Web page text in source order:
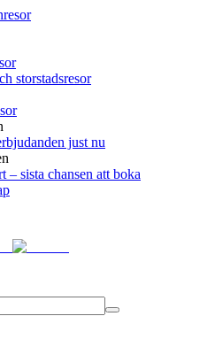
storstadsresor
just nu
– sista chansen att boka